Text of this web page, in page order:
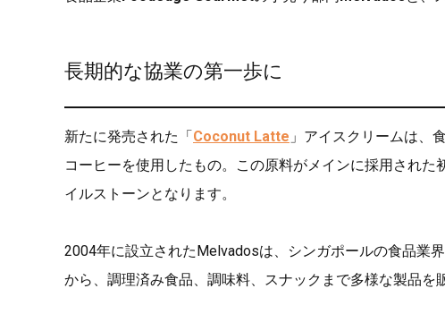
長期的な協業の第一歩に
新たに発売された「Coconut Latte 」アイスクリームは、
コーヒーを使用したもの。この原料がメインに採用され
イルストーンとなります。
2004年に設立されたMelvadosは、シンガポールの食品業
から、調理済み食品、調味料、スナックまで多様な製品を